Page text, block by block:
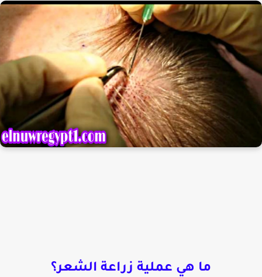
ما هي عملية زراعة الشعر؟